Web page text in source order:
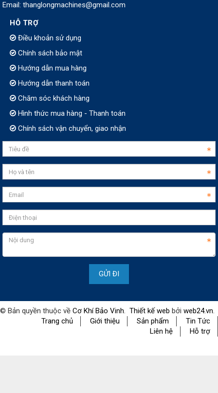
Email: thanglongmachines@gmail.com
HỖ TRỢ
Điều khoản sử dụng
Chính sách bảo mật
Hướng dẫn mua hàng
Hướng dẫn thanh toán
Chăm sóc khách hàng
Hình thức mua hàng - Thanh toán
Chính sách vận chuyển, giao nhận
© Bản quyền thuộc về Cơ Khí Bảo Vinh. Thiết kế web bởi web24.vn.
Trang chủ
Giới thiệu Sản phẩm
Tin Tức
Liên hệ
Hỗ trợ